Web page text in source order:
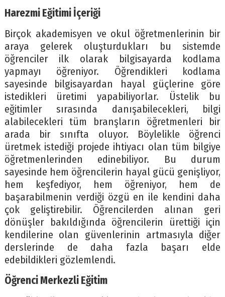
Harezmi Eğitimi İçeriği
Birçok akademisyen ve okul öğretmenlerinin bir
araya gelerek oluşturdukları bu sistemde
öğrenciler ilk olarak bilgisayarda kodlama
yapmayı öğreniyor. Öğrendikleri kodlama
sayesinde bilgisayardan hayal güçlerine göre
istedikleri üretimi yapabiliyorlar. Üstelik bu
eğitimler sırasında danışabilecekleri, bilgi
alabilecekleri tüm branşların öğretmenleri bir
arada bir sınıfta oluyor. Böylelikle öğrenci
üretmek istediği projede ihtiyacı olan tüm bilgiye
öğretmenlerinden edinebiliyor. Bu durum
sayesinde hem öğrencilerin hayal gücü genişliyor,
hem keşfediyor, hem öğreniyor, hem de
başarabilmenin verdiği özgü en ile kendini daha
çok geliştirebilir. Öğrencilerden alınan geri
dönüşler bakıldığında öğrencilerin ürettiği için
kendilerine olan güvenlerinin artmasıyla diğer
derslerinde de daha fazla başarı elde
edebildikleri gözlemlendi.
Öğrenci Merkezli Eğitim